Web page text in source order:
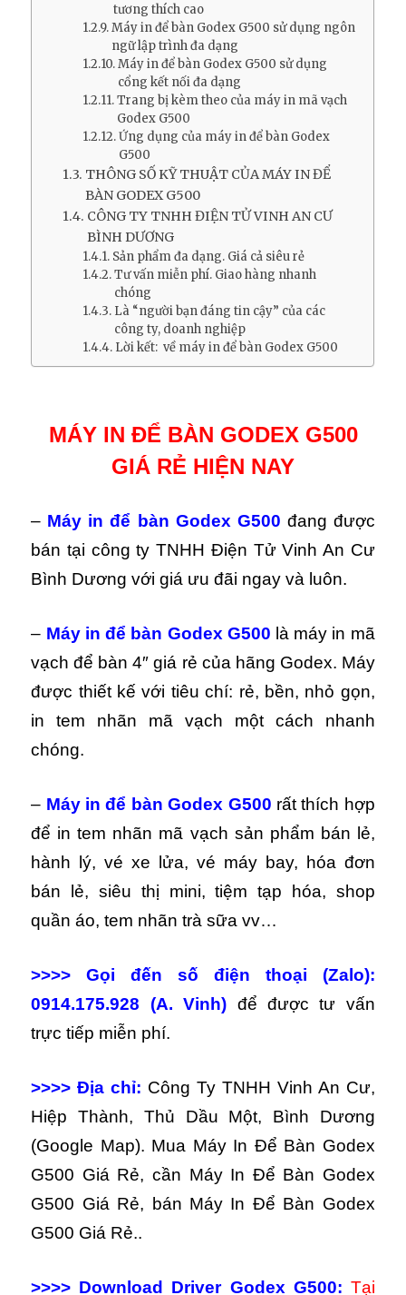
tương thích cao
Máy in để bàn Godex G500 sử dụng ngôn
ngữ lập trình đa dạng
Máy in để bàn Godex G500 sử dụng
cổng kết nối đa dạng
Trang bị kèm theo của máy in mã vạch
Godex G500
Ứng dụng của máy in để bàn Godex
G500
THÔNG SỐ KỸ THUẬT CỦA MÁY IN ĐỂ
BÀN GODEX G500
CÔNG TY TNHH ĐIỆN TỬ VINH AN CƯ
BÌNH DƯƠNG
Sản phẩm đa dạng. Giá cả siêu rẻ
Tư vấn miễn phí. Giao hàng nhanh
chóng
Là “người bạn đáng tin cậy” của các
công ty, doanh nghiệp
Lời kết: về máy in để bàn Godex G500
MÁY IN ĐỂ BÀN GODEX G500
GIÁ RẺ HIỆN NAY
– Máy in để bàn Godex G500 đang được
bán tại công ty TNHH Điện Tử Vinh An Cư
Bình Dương với giá ưu đãi ngay và luôn.
– Máy in để bàn Godex G500 là máy in mã
vạch để bàn 4″ giá rẻ của hãng Godex. Máy
được thiết kế với tiêu chí: rẻ, bền, nhỏ gọn,
in tem nhãn mã vạch một cách nhanh
chóng.
– Máy in để bàn Godex G500 rất thích hợp
để in tem nhãn mã vạch sản phẩm bán lẻ,
hành lý, vé xe lửa, vé máy bay, hóa đơn
bán lẻ, siêu thị mini, tiệm tạp hóa, shop
quần áo, tem nhãn trà sữa vv…
>>>> Gọi đến số điện thoại (Zalo):
0914.175.928 (A. Vinh) để được tư vấn
trực tiếp miễn phí.
>>>> Địa chỉ: Công Ty TNHH Vinh An Cư,
Hiệp Thành, Thủ Dầu Một, Bình Dương
(Google Map). Mua Máy In Để Bàn Godex
G500 Giá Rẻ, cần Máy In Để Bàn Godex
G500 Giá Rẻ, bán Máy In Để Bàn Godex
G500 Giá Rẻ..
>>>> Download Driver Godex G500: Tại